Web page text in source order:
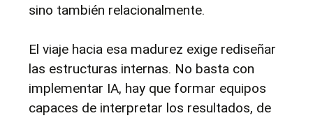
sino también relacionalmente.
El viaje hacia esa madurez exige rediseñar
las estructuras internas. No basta con
implementar IA, hay que formar equipos
capaces de interpretar los resultados, de